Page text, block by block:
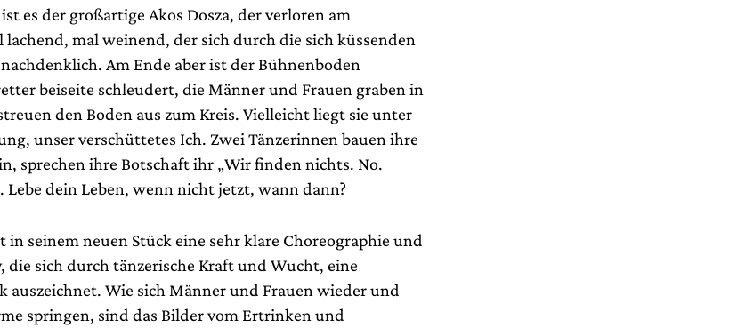
es der großartige Akos Dosza, der verloren am
mal weinend, der sich durch die sich küssenden
Am Ende aber ist der Bühnenboden
beiseite schleudert, die Männer und Frauen graben in
den Boden aus zum Kreis. Vielleicht liegt sie unter
unser verschüttetes Ich. Zwei Tänzerinnen bauen ihre
sprechen ihre Botschaft ihr „Wir finden nichts. No.
Lebe dein Leben, wenn nicht jetzt, wann dann?
in seinem neuen Stück eine sehr klare Choreographie und
die sich durch tänzerische Kraft und Wucht, eine
auszeichnet. Wie sich Männer und Frauen wieder und
springen, sind das Bilder vom Ertrinken und